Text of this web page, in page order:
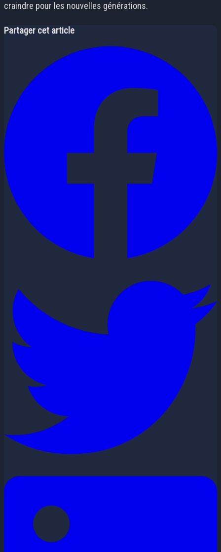
craindre pour les nouvelles générations.
Partager cet article